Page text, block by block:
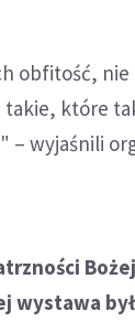
obfitość, nie
które
– wyjaśnili
wystawa